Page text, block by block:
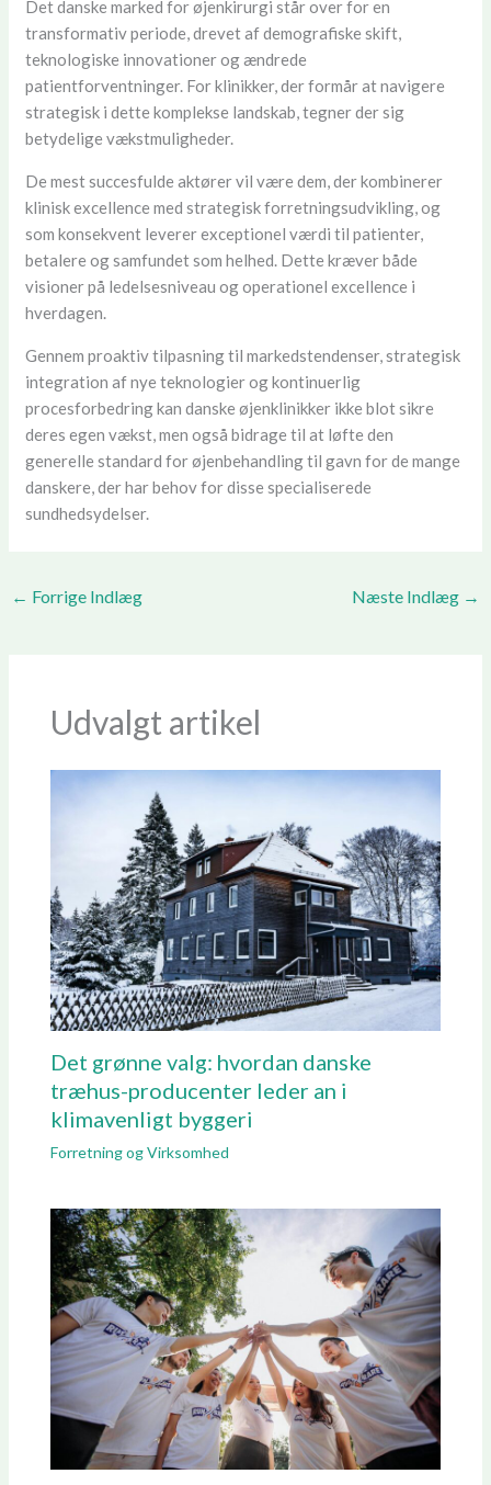
Det danske marked for øjenkirurgi står over for en
transformativ periode, drevet af demografiske skift,
teknologiske innovationer og ændrede
patientforventninger. For klinikker, der formår at navigere
strategisk i dette komplekse landskab, tegner der sig
betydelige vækstmuligheder.
De mest succesfulde aktører vil være dem, der kombinerer
klinisk excellence med strategisk forretningsudvikling, og
som konsekvent leverer exceptionel værdi til patienter,
betalere og samfundet som helhed. Dette kræver både
visioner på ledelsesniveau og operationel excellence i
hverdagen.
Gennem proaktiv tilpasning til markedstendenser, strategisk
integration af nye teknologier og kontinuerlig
procesforbedring kan danske øjenklinikker ikke blot sikre
deres egen vækst, men også bidrage til at løfte den
generelle standard for øjenbehandling til gavn for de mange
danskere, der har behov for disse specialiserede
sundhedsydelser.
← Forrige Indlæg Næste Indlæg →
Udvalgt artikel
Det grønne valg: hvordan danske
træhus-producenter leder an i
klimavenligt byggeri
Forretning og Virksomhed